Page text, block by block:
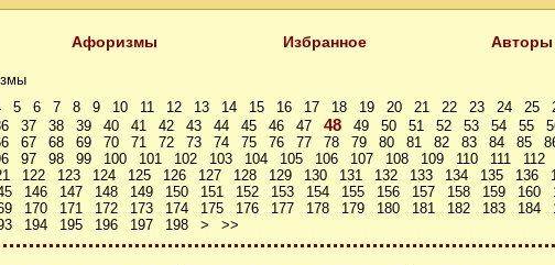
Афоризмы Избранное Авторы
5 6 7 8 9 10 11 12 13 14 15 16 17 18 19 20 21 22 23 24 25
37 38 39 40 41 42 43 44 45 46 47 48 49 50 51 52 53 54 55
67 68 69 70 71 72 73 74 75 76 77 78 79 80 81 82 83 84 85
97 98 99 100 101 102 103 104 105 106 107 108 109 110 111 112
122 123 124 125 126 127 128 129 130 131 132 133 134 135 136
146 147 148 149 150 151 152 153 154 155 156 157 158 159 160
170 171 172 173 174 175 176 177 178 179 180 181 182 183 184
194 195 196 197 198 > >>